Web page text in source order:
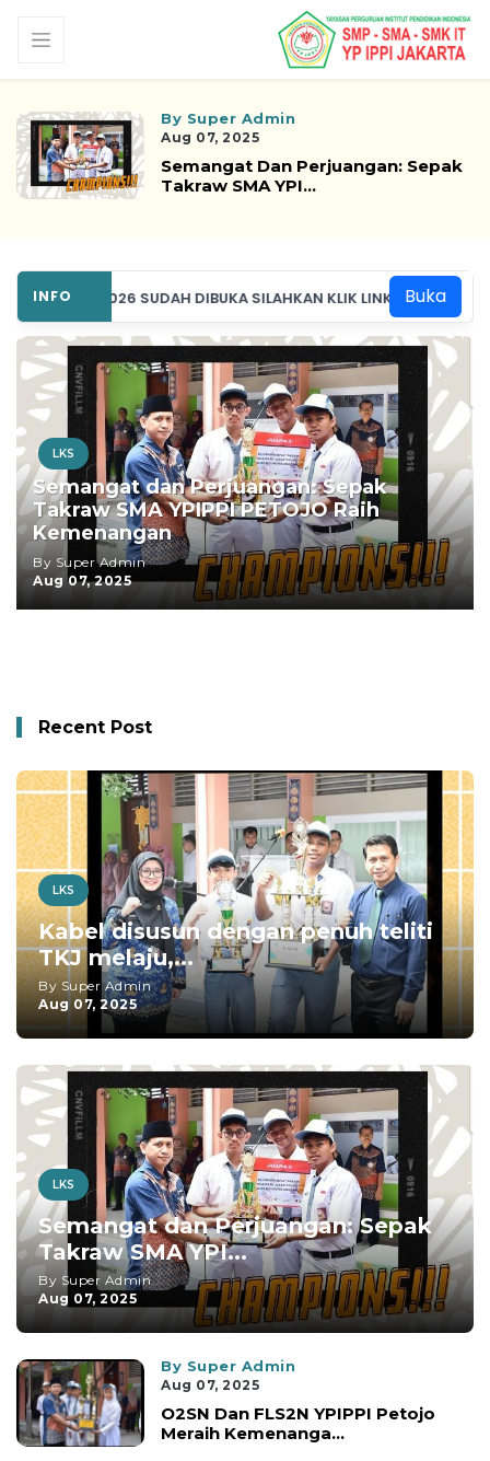
By Super Admin
Aug 07, 2025
Semangat Dan Perjuangan: Sepak
Takraw SMA YPI...
INFO
SPMB 2026 SUDAH DIBUKA SILAHKAN KLIK LINK BERIKUT
Buka
LKS
Semangat dan Perjuangan: Sepak
Takraw SMA YPIPPI PETOJO Raih
Kemenangan
By Super Admin
Aug 07, 2025
Recent Post
LKS
Kabel disusun dengan penuh teliti
TKJ melaju,...
By Super Admin
Aug 07, 2025
LKS
Semangat dan Perjuangan: Sepak
Takraw SMA YPI...
By Super Admin
Aug 07, 2025
By Super Admin
Aug 07, 2025
O2SN Dan FLS2N YPIPPI Petojo
Meraih Kemenanga...